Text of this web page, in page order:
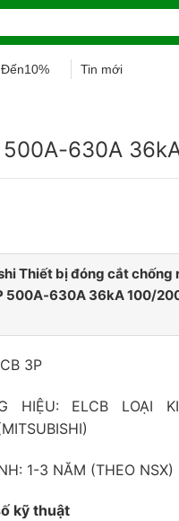
Tin mới
630A
Thiết bị đóng cắt chống
500A-630A 36kA 100/
3P
HIỆU: ELCB LOẠI
1-3 NĂM (THEO NSX)
kỹ thuật